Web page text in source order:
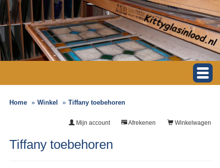
Home Winkel Tiffany toebehoren
Winkelwagen
Afrekenen
Mijn account
Tiffany toebehoren